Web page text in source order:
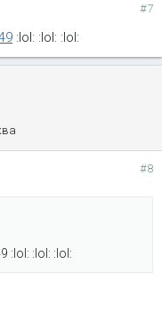
#7
:lol: :lol: :lol:
#8
:lol: :lol: :lol: